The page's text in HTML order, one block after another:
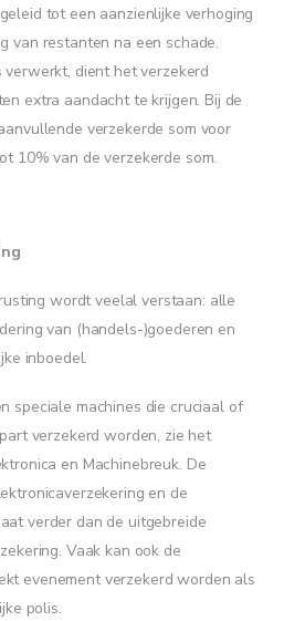
tot een aanzienlijke verhoging
van restanten na een schade.
dient het verzekerd
extra aandacht te krijgen. Bij de
verzekerde som voor
10% van de verzekerde som.
wordt veelal verstaan: alle
van (handels-)goederen en
inboedel.
speciale machines die cruciaal of
verzekerd worden, zie het
en Machinebreuk. De
en de
verder dan de uitgebreide
Vaak kan ook de
evenement verzekerd worden als
polis.